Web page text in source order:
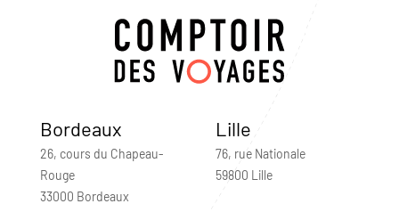
Bordeaux
26, cours du Chapeau-
Rouge
33000 Bordeaux
Lille
76, rue Nationale
59800 Lille